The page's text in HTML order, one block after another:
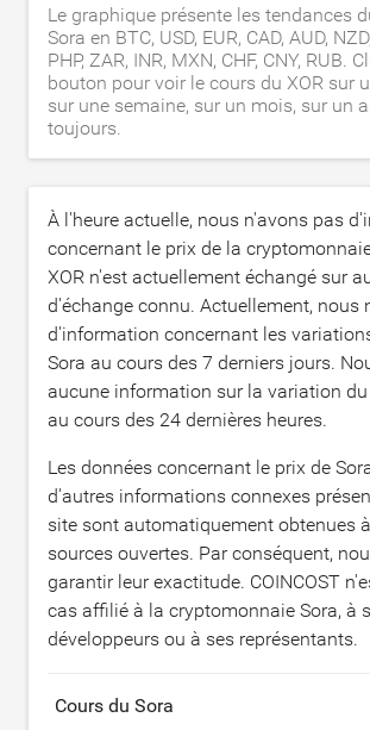
Le graphique présente les tendances
Sora en BTC, USD, EUR, CAD, AUD,
PHP, ZAR, INR, MXN, CHF, CNY, RUB.
bouton pour voir le cours du XOR sur
sur une semaine, sur un mois, sur un
toujours.
À l'heure actuelle, nous n'avons pas
concernant le prix de la
XOR n'est actuellement échangé sur
d'échange connu. Actuellement, nous
d'information concernant les
Sora au cours des 7 derniers jours.
aucune information sur la variation du
au cours des 24 dernières heures.
Les données concernant le prix de
d'autres informations connexes
site sont automatiquement obtenues
sources ouvertes. Par conséquent,
garantir leur exactitude. COINCOST
cas affilié à la cryptomonnaie Sora, à
développeurs ou à ses représentants.
Cours du Sora